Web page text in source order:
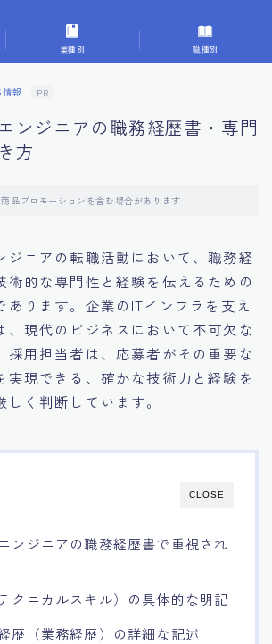
例分析とアドバイス
を与える方法
を目指す人の応募書類
の進化がもたらす影響
業種別 職種別
報 PR
ンジニアの職務経歴書・専門
方
品プロモーションを含む場合があります
ジニアの転職活動において、職務経
術的な専門性と経験を伝えるための
あります。企業のITインフラを支え
、現代のビジネスにおいて不可欠な
採用担当者は、応募者がその重要な
実現できる、確かな技術力と経験を
く判断しています。
CLOSE
ンジニアの職務経歴書で重視され
クニカルスキル）の具体的な明記
歴（業務経歴）の詳細な記述